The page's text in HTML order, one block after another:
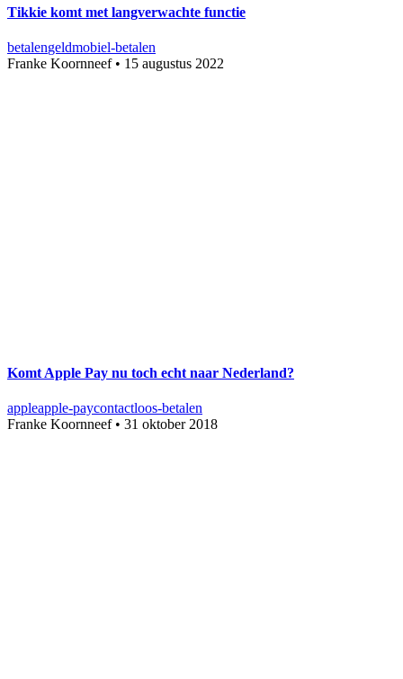
Tikkie komt met langverwachte functie
betalengeldmobiel-betalen
Franke Koornneef• 15 augustus 2022
Komt Apple Pay nu toch echt naar Nederland?
appleapple-paycontactloos-betalen
Franke Koornneef• 31 oktober 2018